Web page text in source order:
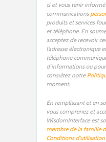
ci et vous tenir
communications
produits et services
et téléphone. En
acceptez de recevoir
l’adresse électronique
téléphone
d’informations ou
consultez notre
moment.
En remplissant et en
vous comprenez et
WisdomInterface est
membre de la famille
Conditions d'utilisation